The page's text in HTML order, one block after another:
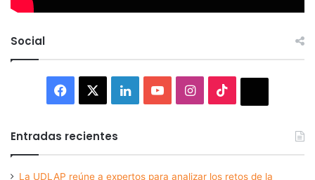
Social
Facebook LinkedInYouTubeInstagram
Entradas recientes
La UDLAP reúne a expertos para analizar los retos de la